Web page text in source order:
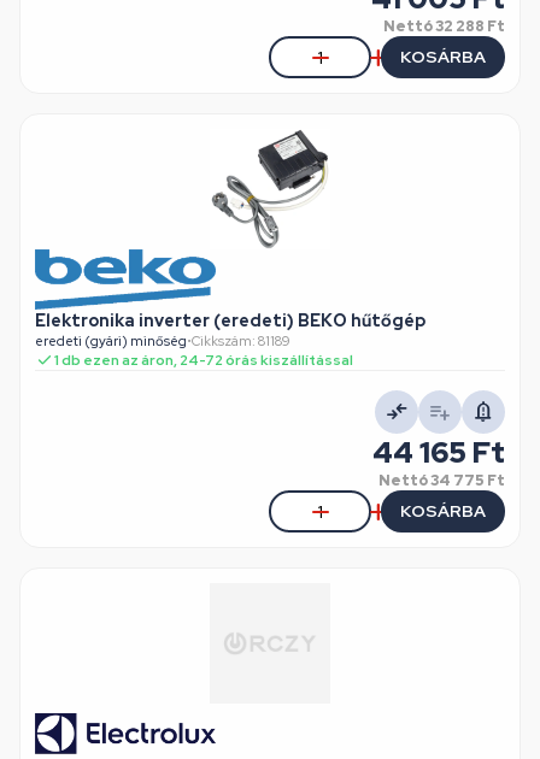
Nettó32 288 Ft
KOSÁRBA
Elektronika inverter (eredeti) BEKO hűtőgép
eredeti (gyári) minőség•Cikkszám: 81189
1 db ezen az áron, 24-72 órás kiszállítással
44 165 Ft
Nettó34 775 Ft
KOSÁRBA